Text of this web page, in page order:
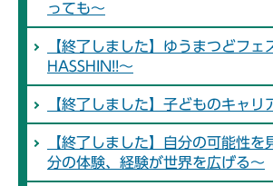
っても～
【終了しました】ゆうまつどフ
HASSHIN!!～
【終了しました】子どものキャリ
【終了しました】自分の可能性を
分の体験、経験が世界を広げる～